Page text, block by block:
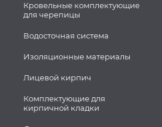
Кровельные комплектующие
для черепицы
Водосточная система
Изоляционные материалы
Лицевой кирпич
Комплектующие для
кирпичной кладки